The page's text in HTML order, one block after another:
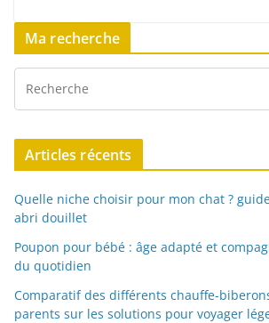
Ma recherche
Articles récents
Quelle niche choisir pour mon chat ?
abri douillet
Poupon pour bébé : âge adapté et
du quotidien
Comparatif des différents chauffe-
parents sur les solutions pour voyager